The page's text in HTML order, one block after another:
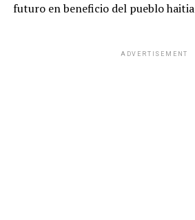
futuro en beneficio del pueblo
ADVERTISEMENT